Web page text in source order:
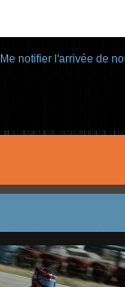
Me notifier l'arrivée de